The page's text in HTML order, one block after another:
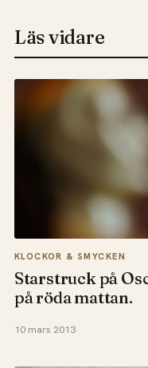
Läs vidare
KLOCKOR & SMYCKEN
Starstruck på
på röda mattan.
10 mars 2013